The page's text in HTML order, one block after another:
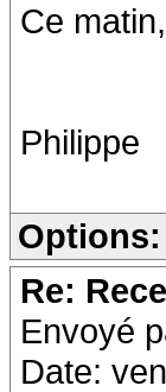
Ce
Philippe
Options:
Re:
Envoyé
Date: